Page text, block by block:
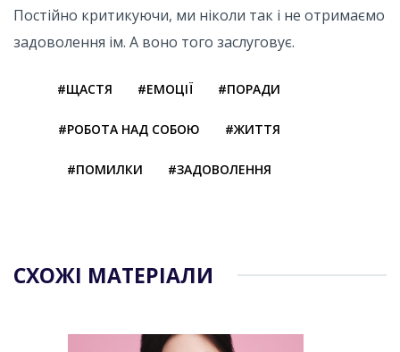
Постійно критикуючи, ми ніколи так і не отримаємо
задоволення ім. А воно того заслуговує.
#ЩАСТЯ #ЕМОЦІЇ #ПОРАДИ
#РОБОТА НАД СОБОЮ #ЖИТТЯ
#ПОМИЛКИ #ЗАДОВОЛЕННЯ
СХОЖІ МАТЕРІАЛИ